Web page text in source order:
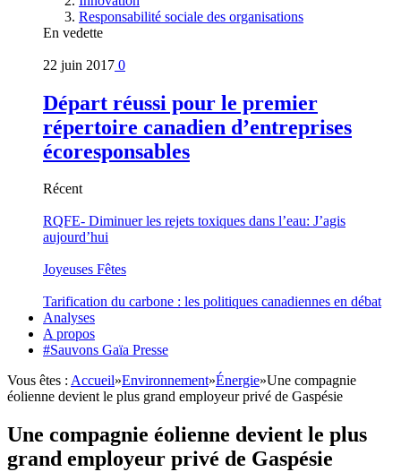
Responsabilité sociale des organisations
En vedette
22 juin 2017 0
Départ réussi pour le premier
répertoire canadien d’entreprises
écoresponsables
Récent
RQFE- Diminuer les rejets toxiques dans l’eau: J’agis
aujourd’hui
Joyeuses Fêtes
Tarification du carbone : les politiques canadiennes en débat
Analyses
A propos
#Sauvons Gaïa Presse
Vous êtes : Accueil»Environnement»Énergie»Une compagnie
éolienne devient le plus grand employeur privé de Gaspésie
Une compagnie éolienne devient le plus
grand employeur privé de Gaspésie